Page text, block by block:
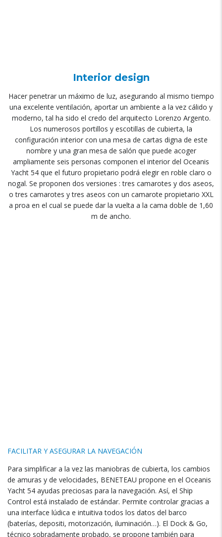
Interior design
Hacer penetrar un máximo de luz, asegurando al mismo tiempo
una excelente ventilación, aportar un ambiente a la vez cálido y
moderno,tal ha sido el credo del arquitecto Lorenzo Argento.
Los numerosos portillos y escotillas de cubierta, la
configuración interior con una mesa de cartas digna de este
nombre y una gran mesa de salón que puede acoger
ampliamente seis personas componen el interior del Oceanis
Yacht54 que el futuro propietario podrá elegir en roble claro o
nogal. Se proponen dos versiones :tres camarotes y dos aseos,
o tres camarotes y tres aseos con un camarote propietario XXL
a proa en el cual se puede dar la vuelta a la cama doble de 1,60
m de ancho.
FACILITAR Y ASEGURAR LA NAVEGACIÓN
Para simplificar a la vez las maniobras de cubierta, los cambios
de amuras y de velocidades, BENETEAU propone en el Oceanis
Yacht 54 ayudas preciosas para la navegación. Así, el Ship
Control está instalado de estándar. Permite controlar gracias a
una interface lúdica e intuitiva todos los datos del barco
(baterías, depositi, motorización, iluminación…). El Dock & Go,
técnico sobradamente probado, se propone también para